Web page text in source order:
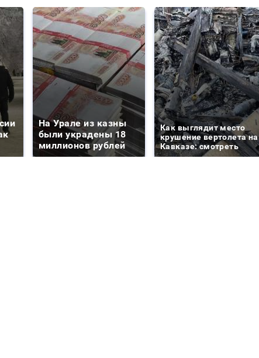
На Урале из казны
были украдены 18
миллионов рублей
Как выглядит место
крушение вертолета на
Кавказе: смотреть